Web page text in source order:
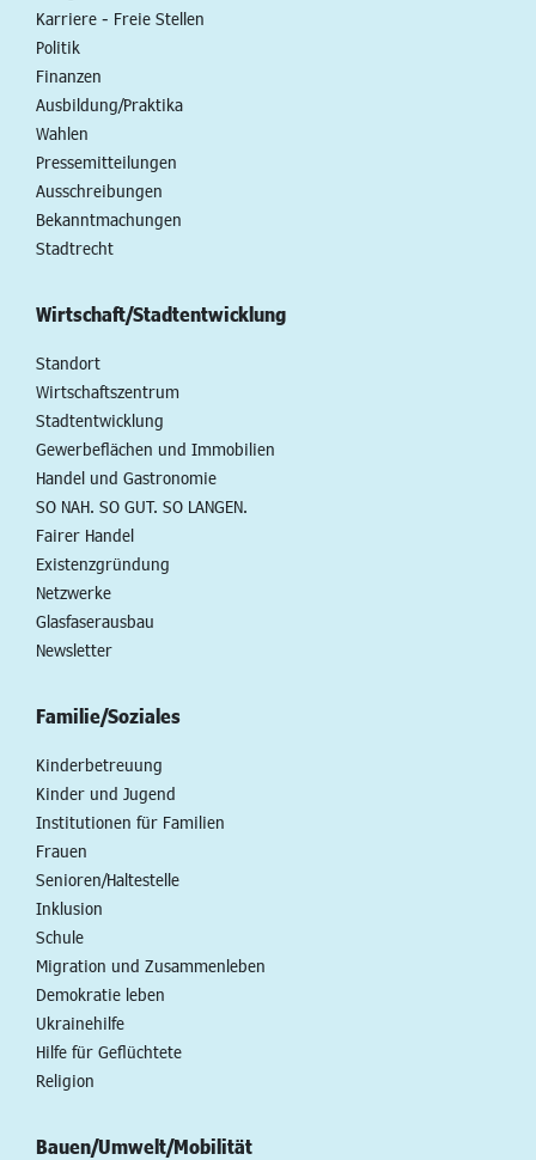
Karriere - Freie Stellen
Politik
Finanzen
Ausbildung/Praktika
Wahlen
Pressemitteilungen
Ausschreibungen
Bekanntmachungen
Stadtrecht
Wirtschaft/Stadtentwicklung
Standort
Wirtschaftszentrum
Stadtentwicklung
Gewerbeflächen und Immobilien
Handel und Gastronomie
SO NAH. SO GUT. SO LANGEN.
Fairer Handel
Existenzgründung
Netzwerke
Glasfaserausbau
Newsletter
Familie/Soziales
Kinderbetreuung
Kinder und Jugend
Institutionen für Familien
Frauen
Senioren/Haltestelle
Inklusion
Schule
Migration und Zusammenleben
Demokratie leben
Ukrainehilfe
Hilfe für Geflüchtete
Religion
Bauen/Umwelt/Mobilität